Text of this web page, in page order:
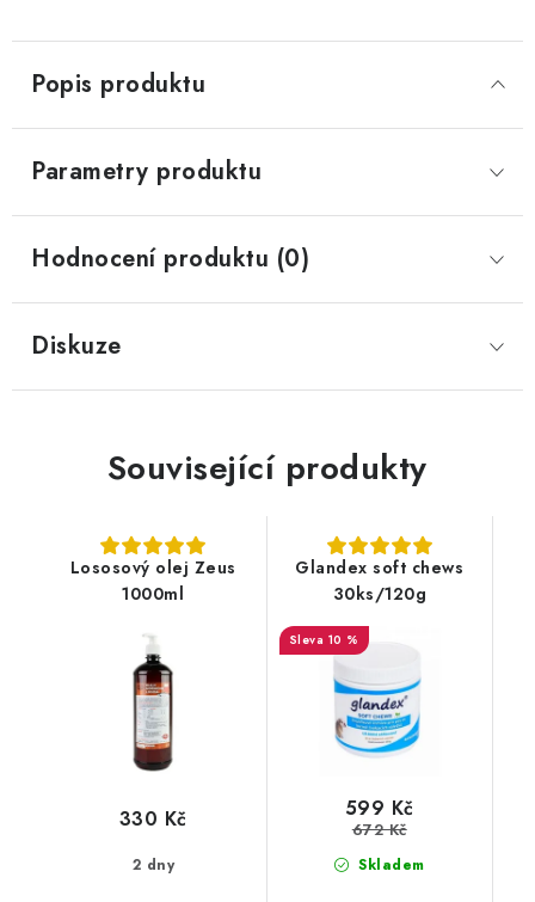
Popis produktu
Parametry produktu
Hodnocení produktu (0)
Diskuze
Související produkty
Lososový olej Zeus
1000ml
2 dny
330 Kč
Glandex soft chews
30ks/120g
10 %
Skladem
599 Kč
672 Kč